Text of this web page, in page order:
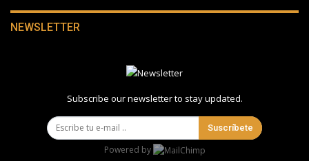
NEWSLETTER
Subscribe our newsletter to stay updated.
Suscríbete
Powered by